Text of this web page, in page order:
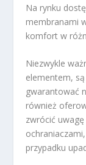
Na rynku
membranami
komfort w
Niezwykle
elementem, są
gwarantować
również
zwrócić
przypadku